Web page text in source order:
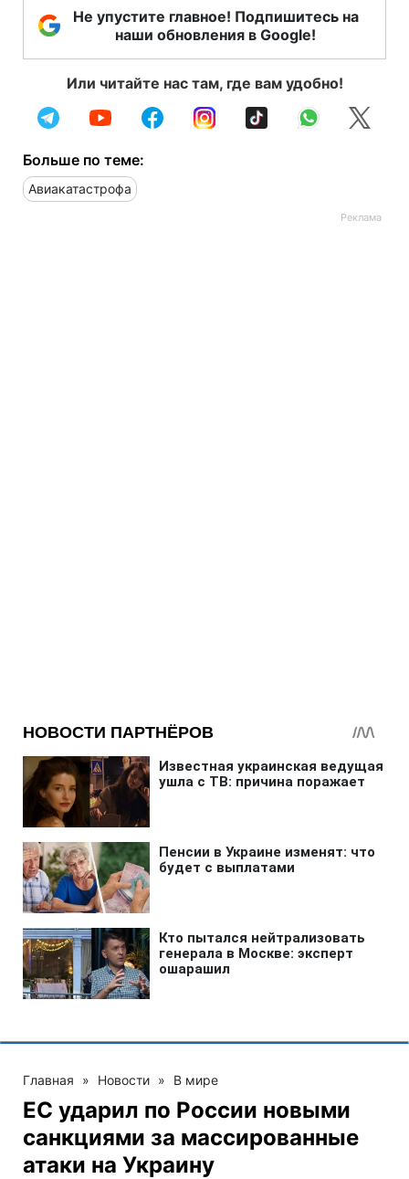
Не упустите главное! Подпишитесь на
наши обновления в Google!
Или читайте нас там, где вам удобно!
Больше по теме:
Авиакатастрофа
Главная » Новости » В мире
ЕС ударил по России новыми
санкциями за массированные
атаки на Украину